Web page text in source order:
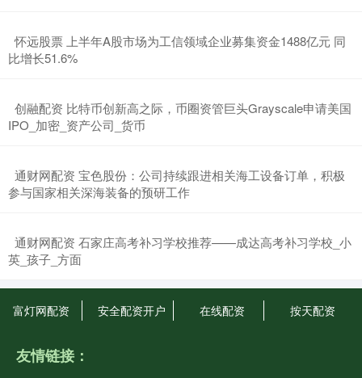
​怀远股票 上半年A股市场为工信领域企业募集资金1488亿元 同
比增长51.6%
​创融配资 比特币创新高之际，币圈资管巨头Grayscale申请美国
IPO_加密_资产公司_货币
​通财网配资 宝色股份：公司持续跟进相关海工设备订单，积极
参与国家相关深海装备的预研工作
​通财网配资 石家庄高考补习学校推荐——成达高考补习学校_小
英_孩子_方面
富灯网配资 安全配资开户 在线配资 按天配资
友情链接：